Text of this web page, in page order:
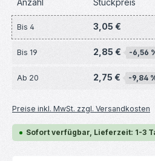
Anzahl Stückpreis
Bis 4 3,05 €
Bis 19 2,85 € -6,56
Ab 20 2,75 € -9,84
Preise inkl. MwSt. zzgl. Versandkosten
Sofort verfügbar, Lieferzeit: 1-3